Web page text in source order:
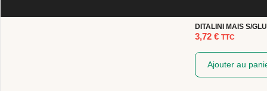
DITALINI MAIS S/
3,72€ TTC
Ajouter au